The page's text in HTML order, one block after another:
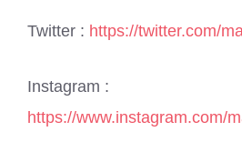
Twitter : https://twitter.com/
Instagram :
https://www.instagram.com/